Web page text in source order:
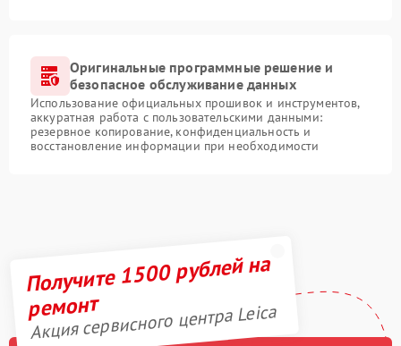
Оригинальные программные решение и
безопасное обслуживание данных
Использование официальных прошивок и инструментов,
аккуратная работа с пользовательскими данными:
резервное копирование, конфиденциальность и
восстановление информации при необходимости
Получите 1500 рублей на
ремонт
Акция сервисного центра Leica